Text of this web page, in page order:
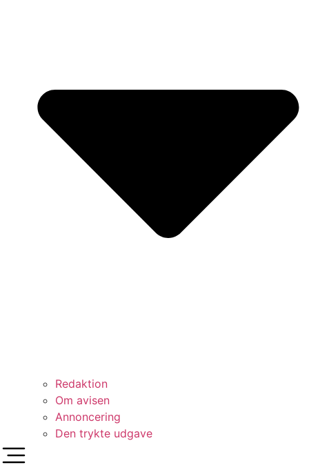
Redaktion
Om avisen
Annoncering
Den trykte udgave